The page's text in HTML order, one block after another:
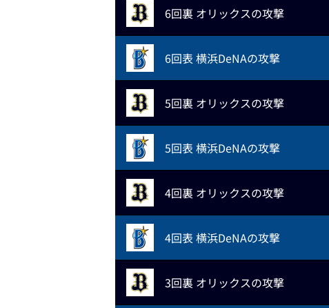
6回裏 オリックスの攻撃
6回表 横浜DeNAの攻撃
5回裏 オリックスの攻撃
5回表 横浜DeNAの攻撃
4回裏 オリックスの攻撃
4回表 横浜DeNAの攻撃
3回裏 オリックスの攻撃